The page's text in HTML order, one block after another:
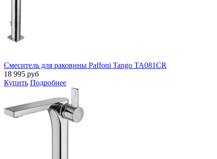
Смеситель для раковины Paffoni Tango TA081CR
18 995 руб
Купить Подробнее